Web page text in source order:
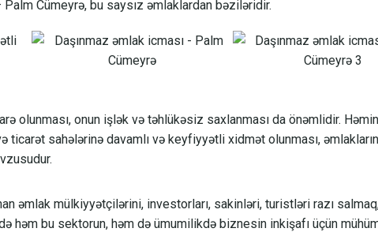
Palm Cümeyrə, bu saysız əmlaklardan bəziləridir.
olunması, onun işlək və təhlükəsiz saxlanması da önəmlidir.
ticarət sahələrinə davamlı və keyfiyyətli xidmət olunması,
əmlak mülkiyyətçilərini, investorları, sakinləri, turistləri razı
həm bu sektorun, həm də ümumilikdə biznesin inkişafı üçün